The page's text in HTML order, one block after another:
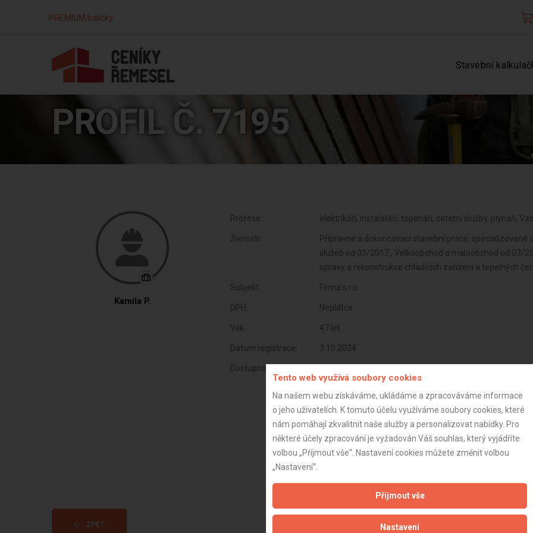
PREMIUM balíčky
Stavební
PROFIL Č. 7195
Kamila P.
Profese: elektrikáři, instalatéři, topenáři, ostatní služby, plynaři,
Živnosti:
Přípravné a dokončovací stavební práce,
služeb od 03/2017 , Velkoobchod a maloobchod od 03/
opravy a rekonstrukce chladících zařízení a tepelných
Subjekt: Firma s.r.o.
DPH: Neplátce
Věk: 47 let
Datum registrace: 3.10.2024
Dostupnost:
ZPĚT Aktualizováno z portálu ARES dne 11.01.2025 19:33:10
Tento web využívá soubory cookies
Na našem webu získáváme, ukládáme a zpracováváme informace
o jeho uživatelích. K tomuto účelu využíváme soubory cookies, které
nám pomáhají zkvalitnit naše služby a personalizovat nabídky. Pro
některé účely zpracování je vyžadován Váš souhlas, který vyjádříte
volbou „Přijmout vše“. Nastavení cookies můžete změnit volbou
„Nastavení“.
Přijmout vše
Nastavení